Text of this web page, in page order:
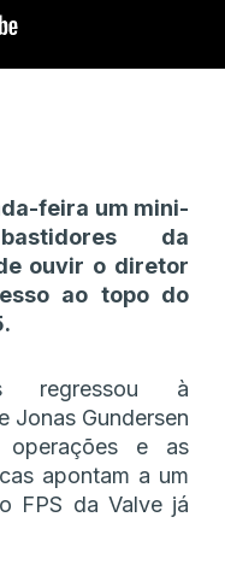
feira um mini-
da
ouvir o diretor
ao topo do
regressou à
Jonas Gundersen
e as
apontam a um
FPS da Valve já